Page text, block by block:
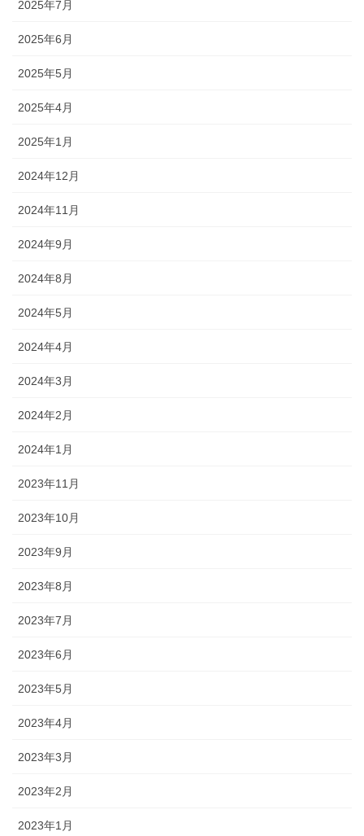
2025年7月
2025年6月
2025年5月
2025年4月
2025年1月
2024年12月
2024年11月
2024年9月
2024年8月
2024年5月
2024年4月
2024年3月
2024年2月
2024年1月
2023年11月
2023年10月
2023年9月
2023年8月
2023年7月
2023年6月
2023年5月
2023年4月
2023年3月
2023年2月
2023年1月